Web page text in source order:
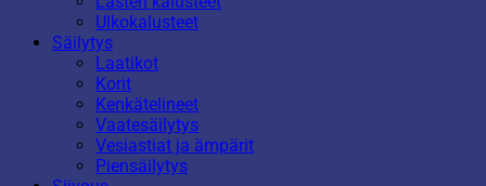
Ulkokalusteet
Säilytys
Laatikot
Korit
Kenkätelineet
Vaatesäilytys
Vesiastiat ja ämpärit
Piensäilytys